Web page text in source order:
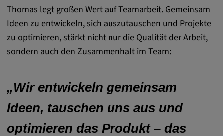
Thomas legt großen Wert auf Teamarbeit. Gemeinsam
Ideen zu entwickeln, sich auszutauschen und Projekte
zu optimieren, stärkt nicht nur die Qualität der Arbeit,
sondern auch den Zusammenhalt im Team:
„Wir entwickeln gemeinsam
Ideen, tauschen uns aus und
optimieren das Produkt – das
_uetvid, ajs_anonymous_id, _vwo_uuid,
_vwo_uuid_v2, _ga, _ga_W66Y5HELXX,
_cfuvid, __q_state_oerwbSnkKEjaiD3g,
apple_analytics, _clck, cookie_consent_v3
Zweck:
Diese Cookies werden von einem
eingebetteten Drittanbieter-Tool gesetzt und
dienen der Analyse von